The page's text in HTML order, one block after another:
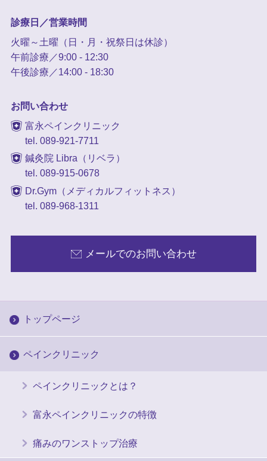
診療日／営業時間
火曜～土曜（日・月・祝祭日は休診）
午前診療／9:00 - 12:30
午後診療／14:00 - 18:30
お問い合わせ
富永ペインクリニック
tel. 089-921-7711
鍼灸院 Libra（リベラ）
tel. 089-915-0678
Dr.Gym（メディカルフィットネス）
tel. 089-968-1311
メールでのお問い合わせ
トップページ
ペインクリニック
ペインクリニックとは？
富永ペインクリニックの特徴
痛みのワンストップ治療